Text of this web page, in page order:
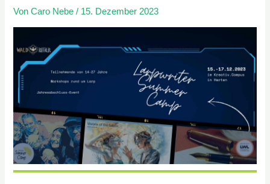
VonCaro Nebe/ 15. Dezember 2023